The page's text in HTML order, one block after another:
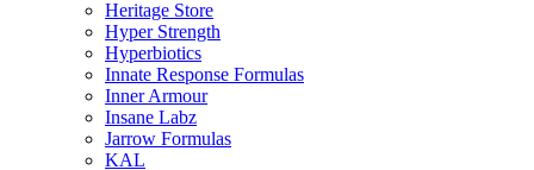
Heritage Store
Hyper Strength
Hyperbiotics
Innate Response Formulas
Inner Armour
Insane Labz
Jarrow Formulas
KAL